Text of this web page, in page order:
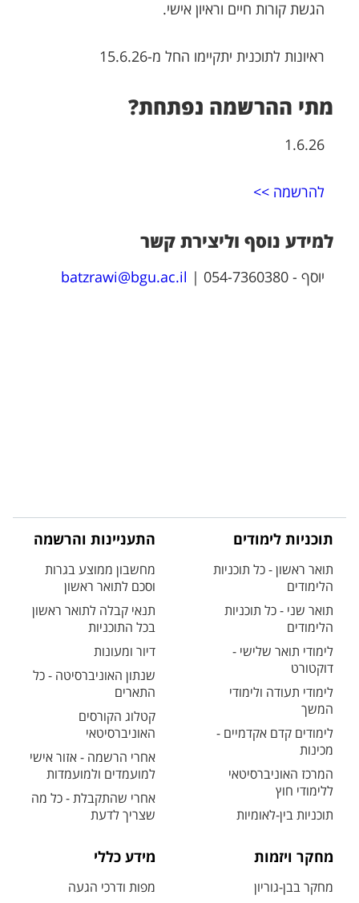
הגשת קורות חיים וראיון אישי.
ראיונות לתוכנית יתקיימו החל מ-15.6.26
מתי ההרשמה נפתחת?
1.6.26
להרשמה >>
למידע נוסף וליצירת קשר
יוסף - 054-7360380 | batzrawi@bgu.ac.il
תוכניות לימודים
תואר ראשון - כל תוכניות
הלימודים
תואר שני - כל תוכניות
הלימודים
לימודי תואר שלישי -
דוקטורט
לימודי תעודה ולימודי
המשך
לימודים קדם אקדמיים -
מכינות
המרכז האוניברסיטאי
ללימודי חוץ
תוכניות בין-לאומיות
התעניינות והרשמה
מחשבון ממוצע בגרות
וסכם לתואר ראשון
תנאי קבלה לתואר ראשון
בכל התוכניות
דיור ומעונות
שנתון האוניברסיטה - כל
התארים
קטלוג הקורסים
האוניברסיטאי
אחרי הרשמה - אזור אישי
למועמדים ולמועמדות
אחרי שהתקבלת - כל מה
שצריך לדעת
מחקר ויזמות
מחקר בבן-גוריון
מידע כללי
מפות ודרכי הגעה